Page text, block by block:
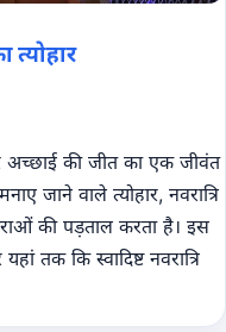
त्योहार
अच्छाई की जीत का एक जीवंत
जाने वाले त्योहार, नवरात्रि
की पड़ताल करता है। इस
तक ​​कि स्वादिष्ट नवरात्रि